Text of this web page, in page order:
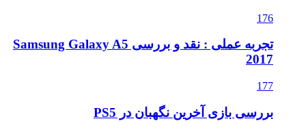
176
تجربه عملی : نقد و بررسی Samsung Galaxy A5
2017
177
بررسی بازی آخرین نگهبان در PS5